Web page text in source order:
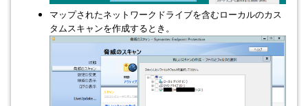
マップされたネットワークドライブを含むローカルのカス
タムスキャンを作成するとき。